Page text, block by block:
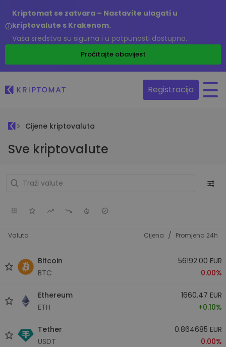
Kriptomat se zatvara – Nastavite ulagati u
kriptovalute s Krakenom.
Vaša sredstva su sigurna i u potpunosti dostupna.
Pročitajte obavijest
Registracija
Cijene kriptovaluta
Sve kriptovalute
Valuta Cijena / Promjena 24h
Bitcoin
BTC
56192.00 EUR
0.00%
Ethereum
ETH
1660.47 EUR
+0.10%
Tether
USDT
0.864685 EUR
0.00%